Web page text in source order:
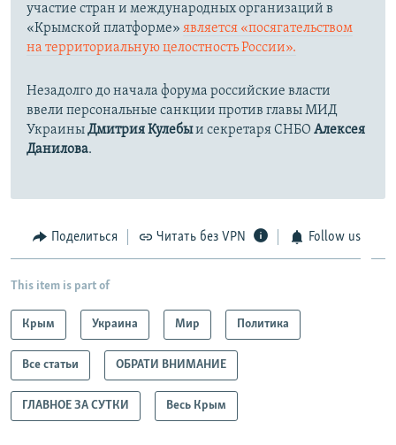
участие стран и международных организаций в
«Крымской платформе» является «посягательством
на территориальную целостность России».
Незадолго до начала форума российские власти
ввели персональные санкции против главы МИД
УкраиныДмитрия Кулебыи секретаря СНБО Алексея
Данилова.
Поделиться Читать без VPN Follow us
This item is part of
Крым Украина Мир Политика
Все статьи ОБРАТИ ВНИМАНИЕ
ГЛАВНОЕ ЗА СУТКИ Весь Крым